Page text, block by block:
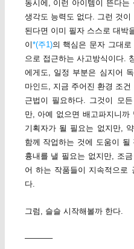
동시에, 이런 아이템이 뜬다는
생각도 능력도 없다. 그런 것
된다면 이미 필자 스스로 대박
이*(주1)의 핵심은 문자 그대로
으로 접근하는 사고방식이다.
에게도, 일정 부분은 심지어
마인드, 지금 주어진 환경 조
근법이 필요하다. 그것이 모
만, 아예 없으면 배고파지니
기획자가 될 필요는 없지만,
함께 작업하는 것에 도움이
흉내를 낼 필요는 없지만, 조
어 하는 작품들이 지속적으로
다.
그럼, 슬슬 시작해볼까 한다.
———–